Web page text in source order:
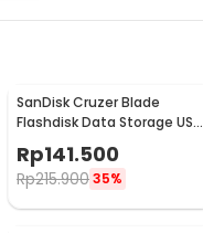
SanDisk Cruzer Blade
Flashdisk Data Storage USB
SDCZ50
Rp141.500
Rp215.90035%